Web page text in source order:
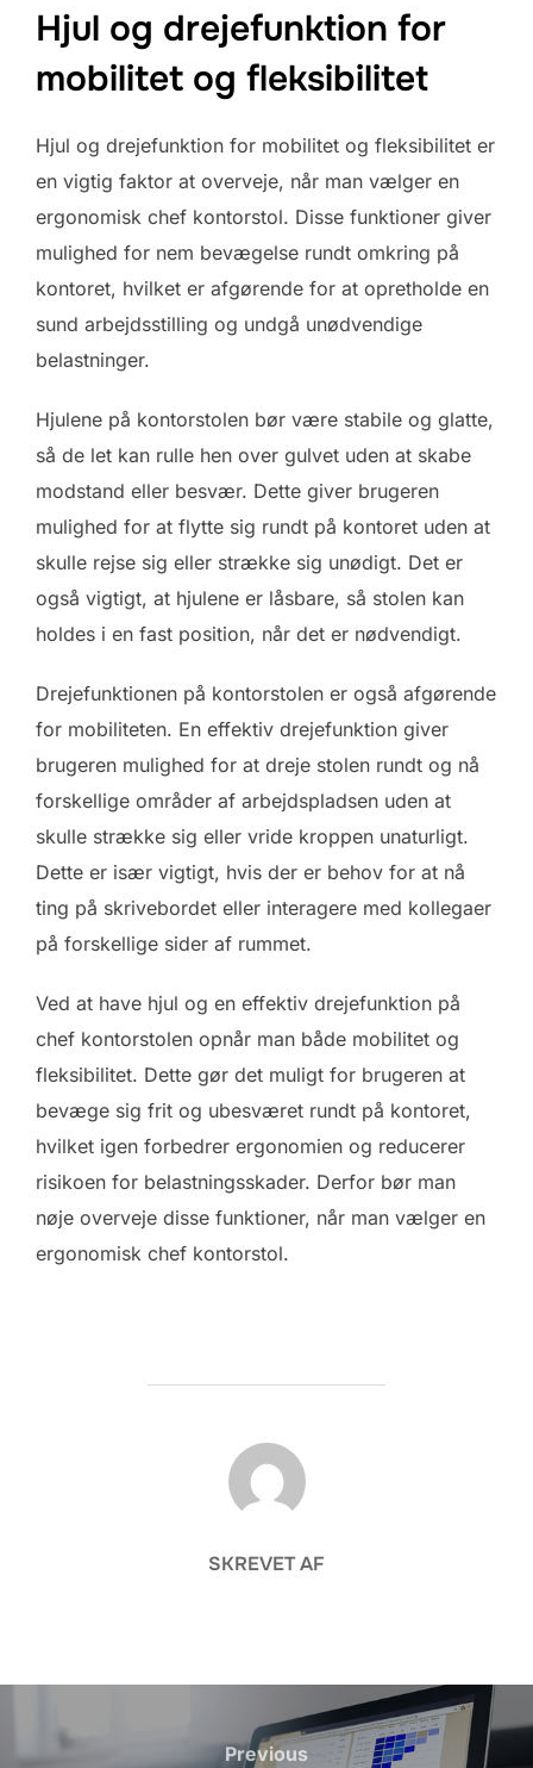
Hjul og drejefunktion for
mobilitet og fleksibilitet
Hjul og drejefunktion for mobilitet og fleksibilitet er
en vigtig faktor at overveje, når man vælger en
ergonomisk chef kontorstol. Disse funktioner giver
mulighed for nem bevægelse rundt omkring på
kontoret, hvilket er afgørende for at opretholde en
sund arbejdsstilling og undgå unødvendige
belastninger.
Hjulene på kontorstolen bør være stabile og glatte,
så de let kan rulle hen over gulvet uden at skabe
modstand eller besvær. Dette giver brugeren
mulighed for at flytte sig rundt på kontoret uden at
skulle rejse sig eller strække sig unødigt. Det er
også vigtigt, at hjulene er låsbare, så stolen kan
holdes i en fast position, når det er nødvendigt.
Drejefunktionen på kontorstolen er også afgørende
for mobiliteten. En effektiv drejefunktion giver
brugeren mulighed for at dreje stolen rundt og nå
forskellige områder af arbejdspladsen uden at
skulle strække sig eller vride kroppen unaturligt.
Dette er især vigtigt, hvis der er behov for at nå
ting på skrivebordet eller interagere med kollegaer
på forskellige sider af rummet.
Ved at have hjul og en effektiv drejefunktion på
chef kontorstolen opnår man både mobilitet og
fleksibilitet. Dette gør det muligt for brugeren at
bevæge sig frit og ubesværet rundt på kontoret,
hvilket igen forbedrer ergonomien og reducerer
risikoen for belastningsskader. Derfor bør man
nøje overveje disse funktioner, når man vælger en
ergonomisk chef kontorstol.
FORFATTER
SKREVET AF
Indlægsnavigation
Previous
Previous